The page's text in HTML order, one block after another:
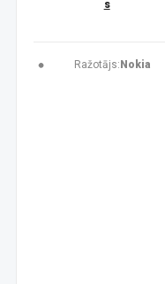
s
Ražotājs: Nokia